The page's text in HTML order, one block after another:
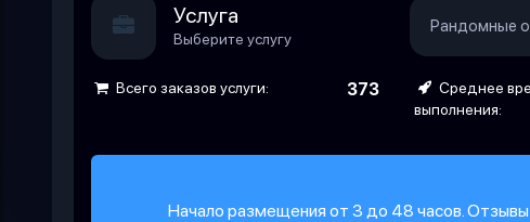
Услуга
Выберите услугу
Рандомные
Всего заказов услуги: 373
Среднее
выполнения:
Начало размещения от 3 до 48 часов.